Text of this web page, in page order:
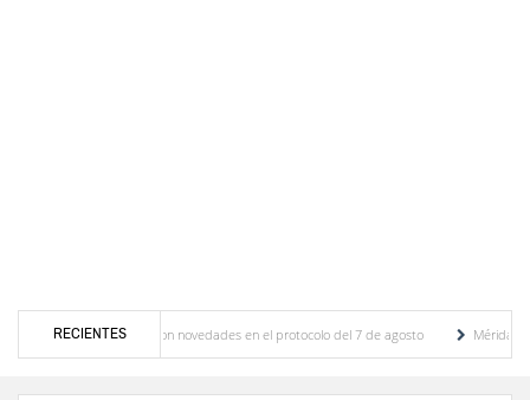
RECIENTES
y se conocieron novedades en el protocolo del 7 de agosto
Mérida territorio